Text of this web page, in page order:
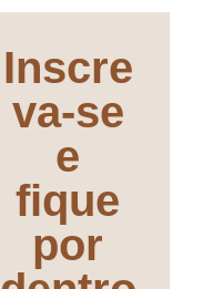
Inscre
va-se
e
fique
por